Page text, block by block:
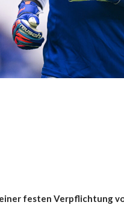
festen Verpflichtung